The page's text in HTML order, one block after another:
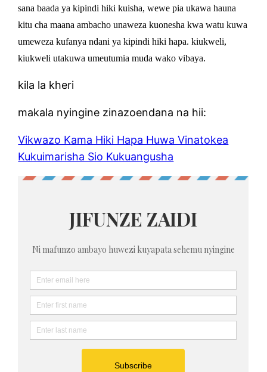
sana baada ya kipindi hiki kuisha, wewe pia ukawa hauna
kitu cha maana ambacho unaweza kuonesha kwa watu kuwa
umeweza kufanya ndani ya kipindi hiki hapa. kiukweli,
kiukweli utakuwa umeutumia muda wako vibaya.
kila la kheri
makala nyingine zinazoendana na hii:
Vikwazo Kama Hiki Hapa Huwa Vinatokea
Kukuimarisha Sio Kukuangusha